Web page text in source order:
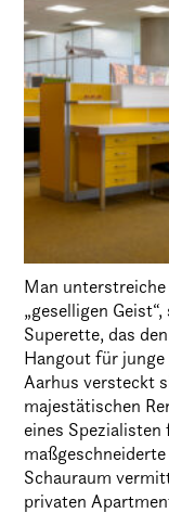
Man
„geselligen
Superette, das
Hangout für
Aarhus versteckt
majestätischen
eines
Schauraum
privaten